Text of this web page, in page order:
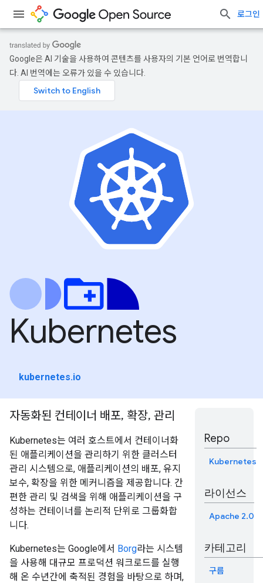
로그인
Google은 AI 기술을 사용하여 콘텐츠를 사용자의 기본 언어로 번역합니
다. AI 번역에는 오류가 있을 수 있습니다.
Kubernetes
kubernetes.io
자동화된 컨테이너 배포, 확장, 관리
Kubernetes는 여러 호스트에서 컨테이너화
된 애플리케이션을 관리하기 위한 클러스터
관리 시스템으로, 애플리케이션의 배포, 유지
보수, 확장을 위한 메커니즘을 제공합니다. 간
편한 관리 및 검색을 위해 애플리케이션을 구
성하는 컨테이너를 논리적 단위로 그룹화합
니다.
Kubernetes는 Google에서 Borg라는 시스템
을 사용해 대규모 프로덕션 워크로드를 실행
해 온 수년간에 축적된 경험을 바탕으로 하며,
Repo
Kubernetes
라이선스
Apache 2.0
카테고리
구름